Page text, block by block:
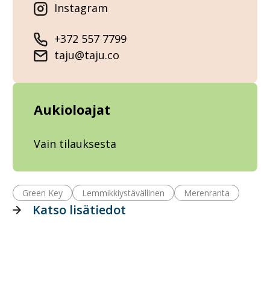
Instagram
+372 557 7799
taju@taju.co
Aukioloajat
Vain tilauksesta
Green Key Lemmikkiystävällinen Merenranta
Katso lisätiedot